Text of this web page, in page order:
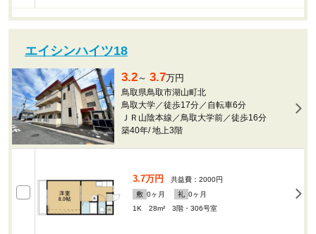
エイシンハイツ18
3.2～ 3.7万円
鳥取県鳥取市湖山町北
鳥取大学／徒歩17分／自転車6分
ＪＲ山陰本線／鳥取大学前／徒歩16分
築40年/地上3階
3.7万円
共益費：2000円
敷 0ヶ月 礼 0ヶ月
1K 28m²
3階・306号室